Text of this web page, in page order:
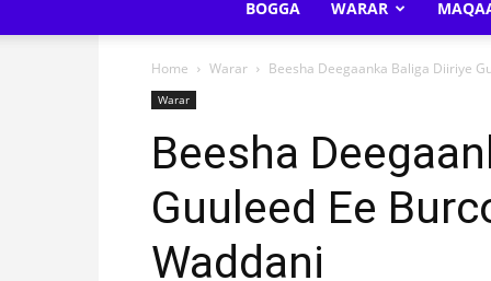
BOGGA WARAR
Home Warar Beesha Deegaanka Baliga Diiriye
Warar
Beesha
Guuleed Ee
Waddani